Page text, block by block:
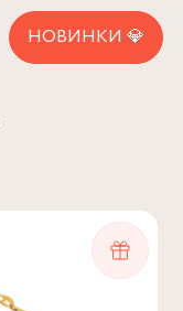
НОВИНКИ 💎